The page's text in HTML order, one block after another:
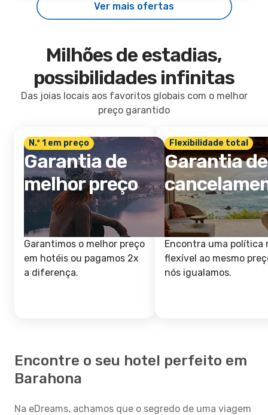
Ver mais ofertas
Milhões de estadias,
possibilidades infinitas
Das joias locais aos favoritos globais com o melhor
preço garantido
N.º 1 em preço
Garantia de
melhor preço
Garantimos o melhor preço
em hotéis ou pagamos 2x
a diferença.
Flexibilidade total
Garantia de
Encontra uma política
flexível ao mesmo
nós igualamos.
Encontre o seu hotel perfeito em
Barahona
Na eDreams, achamos que o segredo de uma viagem